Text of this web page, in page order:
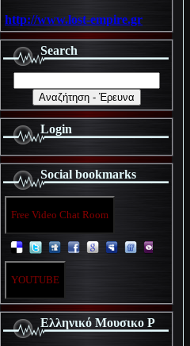
http://www.lost-empire.gr
Search
Login
Social bookmarks
Free Video Chat Room
YOUTUBE
Ελληνικό Μουσικο P